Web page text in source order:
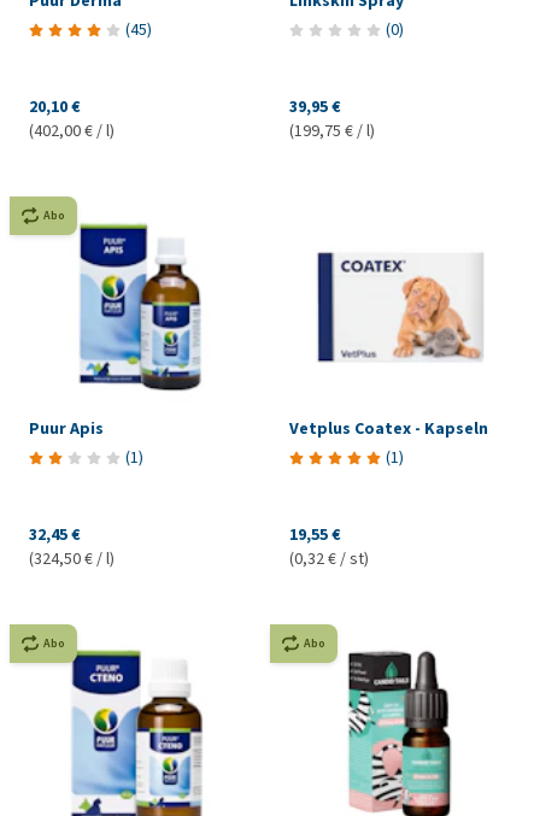
(45)
20,10 €
(402,00 € / l)
(0)
39,95 €
(199,75 € / l)
Abo
Puur Apis
(1)
32,45 €
(324,50 € / l)
Vetplus Coatex - Kapseln
(1)
19,55 €
(0,32 € / st)
Abo Abo